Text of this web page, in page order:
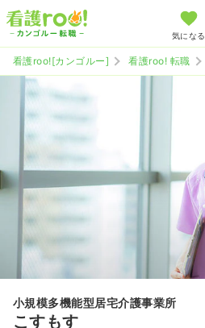
気になる
看護roo![カンゴルー] 看護roo! 転職
小規模多機能型居宅介護事業所
こすもす